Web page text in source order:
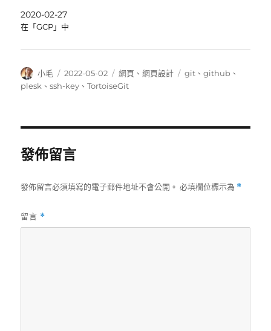
2020-02-27
在「GCP」中
作
者
小毛
發
佈
2022-05-02
分
類
網頁 、網頁設計
標
git 、github 、
plesk 、ssh-key 、TortoiseGit
發佈留言
發佈留言必須填寫的電子郵件地址不會公開。 必填欄位標示為 *
留言 *